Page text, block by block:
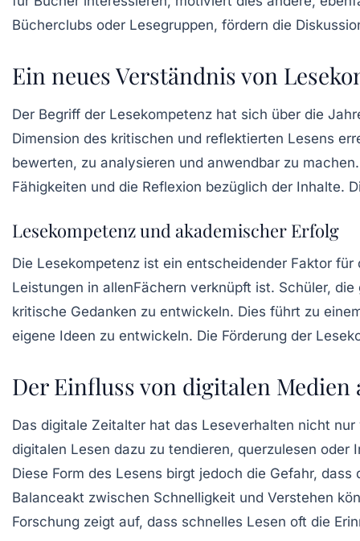
Bücherclubs oder Lesegruppen, fördern die
Ein neues Verständnis von
Der Begriff der Lesekompetenz hat sich über die
Dimension des kritischen und reflektierten Lesens
bewerten, zu analysieren und anwendbar zu
Fähigkeiten und die Reflexion bezüglich der Inhalte.
Lesekompetenz und akademischer Erfolg
Die Lesekompetenz ist ein entscheidender Faktor
Leistungen in allenFächern verknüpft ist. Schüler,
kritische Gedanken zu entwickeln. Dies führt zu
eigene Ideen zu entwickeln. Die Förderung der
Der Einfluss von digitalen
Das digitale Zeitalter hat das Leseverhalten nicht
digitalen Lesen dazu zu tendieren, querzulesen
Diese Form des Lesens birgt jedoch die Gefahr,
Balanceakt zwischen Schnelligkeit und Verstehen
Forschung zeigt auf, dass schnelles Lesen oft die